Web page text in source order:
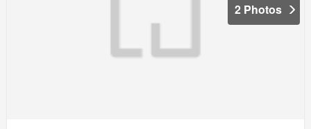
2 Photos